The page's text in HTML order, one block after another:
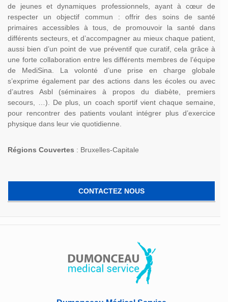
de jeunes et dynamiques professionnels, ayant à cœur de
respecter un objectif commun : offrir des soins de santé
primaires accessibles à tous, de promouvoir la santé dans
différents secteurs, et d’accompagner au mieux chaque patient,
aussi bien d’un point de vue préventif que curatif, cela grâce à
une forte collaboration entre les différents membres de l’équipe
de MediSina. La volonté d’une prise en charge globale
s’exprime également par des actions dans les écoles ou avec
d’autres Asbl (séminaires à propos du diabète, premiers
secours, …). De plus, un coach sportif vient chaque semaine,
pour rencontrer des patients voulant intégrer plus d’exercice
physique dans leur vie quotidienne.
Régions Couvertes : Bruxelles-Capitale
CONTACTEZ NOUS